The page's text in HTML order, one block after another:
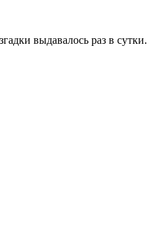
выдавалось раз в сутки.